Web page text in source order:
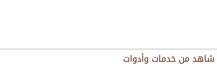
شاهد من خدمات وأدوات